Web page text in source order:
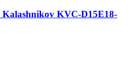
Kalashnikov KVC-D15E18-